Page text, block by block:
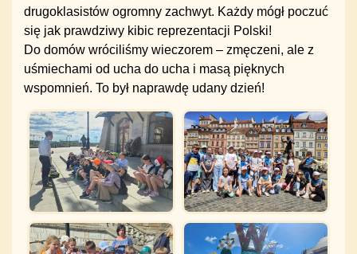
drugoklasistów ogromny zachwyt. Każdy mógł poczuć
się jak prawdziwy kibic reprezentacji Polski!
Do domów wróciliśmy wieczorem – zmęczeni, ale z
uśmiechami od ucha do ucha i masą pięknych
wspomnień. To był naprawdę udany dzień!